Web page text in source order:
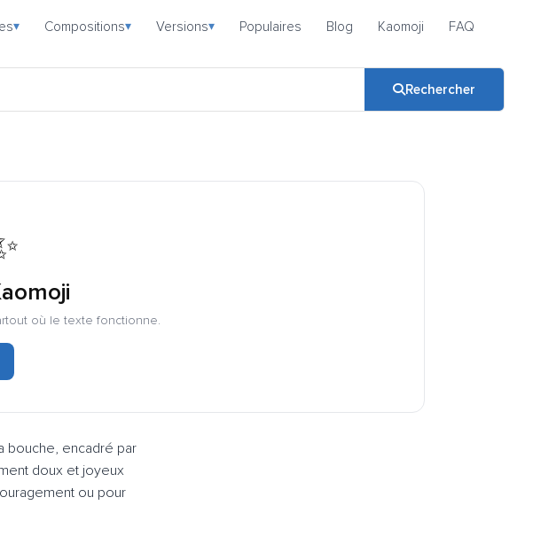
▾ Compositions▾ Versions▾ Populaires Blog Kaomoji FAQ
Rechercher
où le texte fonctionne.
bouche, encadré par
doux et joyeux
ou pour